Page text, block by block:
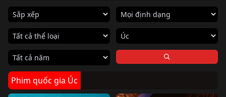
Phim quốc gia Úc